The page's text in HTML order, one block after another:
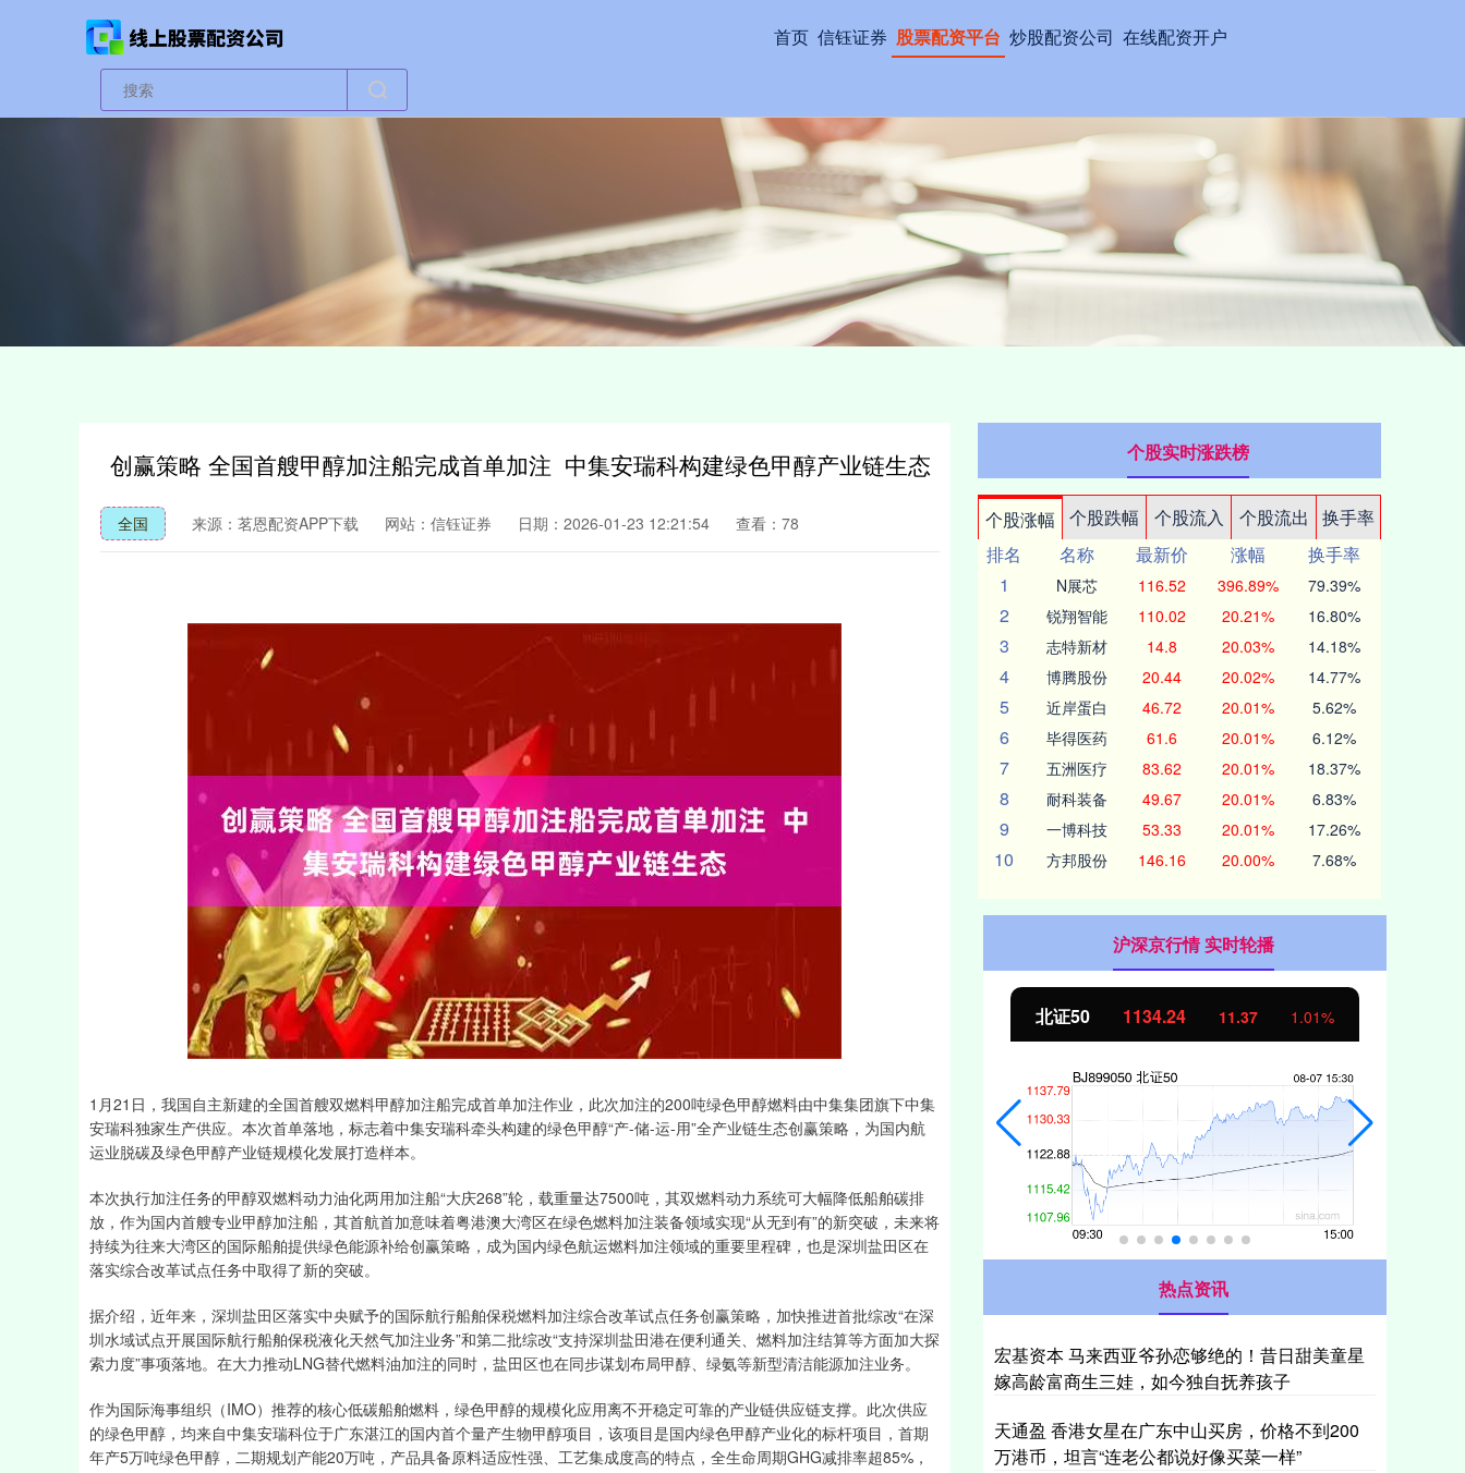
首页 信钰证券 股票配资平台 炒股配资公司 在线配资开户
创赢策略 全国首艘甲醇加注船完成首单加注 中集安瑞科构建绿色甲醇产业链生态
全国 来源：茗恩配资APP下载 网站：信钰证券 日期：2026-01-23 12:21:54 查看：78
1月21日，我国自主新建的全国首艘双燃料甲醇加注船完成首单加注作业，此次加注的200吨绿色甲醇燃料由中集集团旗下中集
安瑞科独家生产供应。本次首单落地，标志着中集安瑞科牵头构建的绿色甲醇“产-储-运-用”全产业链生态创赢策略，为国内航
运业脱碳及绿色甲醇产业链规模化发展打造样本。
本次执行加注任务的甲醇双燃料动力油化两用加注船“大庆268”轮，载重量达7500吨，其双燃料动力系统可大幅降低船舶碳排
放，作为国内首艘专业甲醇加注船，其首航首加意味着粤港澳大湾区在绿色燃料加注装备领域实现“从无到有”的新突破，未来将
持续为往来大湾区的国际船舶提供绿色能源补给创赢策略，成为国内绿色航运燃料加注领域的重要里程碑，也是深圳盐田区在
落实综合改革试点任务中取得了新的突破。
据介绍，近年来，深圳盐田区落实中央赋予的国际航行船舶保税燃料加注综合改革试点任务创赢策略，加快推进首批综改“在深
圳水域试点开展国际航行船舶保税液化天然气加注业务”和第二批综改“支持深圳盐田港在便利通关、燃料加注结算等方面加大探
索力度”事项落地。在大力推动LNG替代燃料油加注的同时，盐田区也在同步谋划布局甲醇、绿氨等新型清洁能源加注业务。
作为国际海事组织（IMO）推荐的核心低碳船舶燃料，绿色甲醇的规模化应用离不开稳定可靠的产业链供应链支撑。此次供应
的绿色甲醇，均来自中集安瑞科位于广东湛江的国内首个量产生物甲醇项目，该项目是国内绿色甲醇产业化的标杆项目，首期
年产5万吨绿色甲醇，二期规划产能20万吨，产品具备原料适应性强、工艺集成度高的特点，全生命周期GHG减排率超85%，
个股实时涨跌榜
个股涨幅 个股跌幅 个股流入 个股流出
换手率
排名
名称 最新价 涨幅
换手率
1
N展芯 116.52 396.89% 79.39%
2 锐翔智能 110.02 20.21% 16.80%
3 志特新材 14.8 20.03% 14.18%
4 博腾股份 20.44 20.02% 14.77%
5 近岸蛋白 46.72 20.01% 5.62%
6 毕得医药 61.6 20.01% 6.12%
7 五洲医疗 83.62 20.01% 18.37%
8 耐科装备 49.67 20.01% 6.83%
9 一博科技 53.33 20.01% 17.26%
10 方邦股份 146.16 20.00% 7.68%
沪深京行情 实时轮播
深证成指 14311.01 200.89 1.42% 沪深300 4694.44 北证50 1134.24 11.37 1.01%
热点资讯
宏基资本 马来西亚爷孙恋够绝的！昔日甜美童星
嫁高龄富商生三娃，如今独自抚养孩子
天通盈 香港女星在广东中山买房，价格不到200
万港币，坦言“连老公都说好像买菜一样”